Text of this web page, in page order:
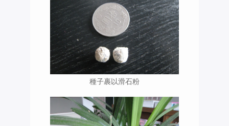
種子裹以滑石粉